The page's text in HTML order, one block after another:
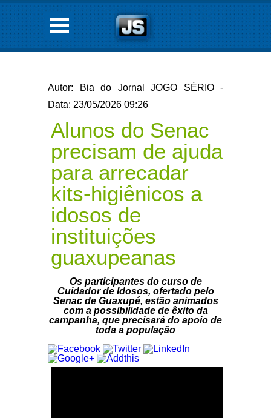
Autor: Bia do Jornal JOGO SÉRIO -
Data: 23/05/2026 09:26
Alunos do Senac
precisam de ajuda
para arrecadar
kits-higiênicos a
idosos de
instituições
guaxupeanas
Os participantes do curso de
Cuidador de Idosos, ofertado pelo
Senac de Guaxupé, estão animados
com a possibilidade de êxito da
campanha, que precisará do apoio de
toda a população